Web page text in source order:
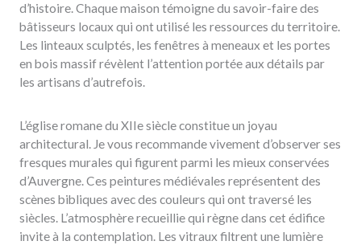
d’histoire. Chaque maison témoigne du savoir-faire des
bâtisseurs locaux qui ont utilisé les ressources du territoire.
Les linteaux sculptés, les fenêtres à meneaux et les portes
en bois massif révèlent l’attention portée aux détails par
les artisans d’autrefois.
L’église romane du XIIe siècle constitue un joyau
architectural. Je vous recommande vivement d’observer ses
fresques murales qui figurent parmi les mieux conservées
d’Auvergne. Ces peintures médiévales représentent des
scènes bibliques avec des couleurs qui ont traversé les
siècles. L’atmosphère recueillie qui règne dans cet édifice
invite à la contemplation. Les vitraux filtrent une lumière